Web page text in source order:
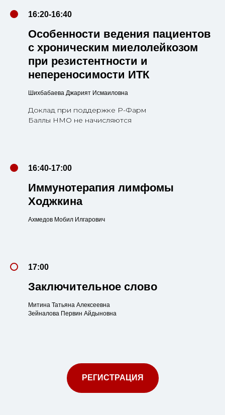
16:20-16:40
Особенности ведения пациентов
с хроническим миелолейкозом
при резистентности и
непереносимости ИТК
Шихбабаева Джарият Исмаиловна
Доклад при поддержке Р-Фарм
Баллы НМО не начисляются
16:40-17:00
Иммунотерапия лимфомы
Ходжкина
Ахмедов Мобил Илгарович
17:00
Заключительное слово
Митина Татьяна Алексеевна
Зейналова Первин Айдыновна
РЕГИСТРАЦИЯ